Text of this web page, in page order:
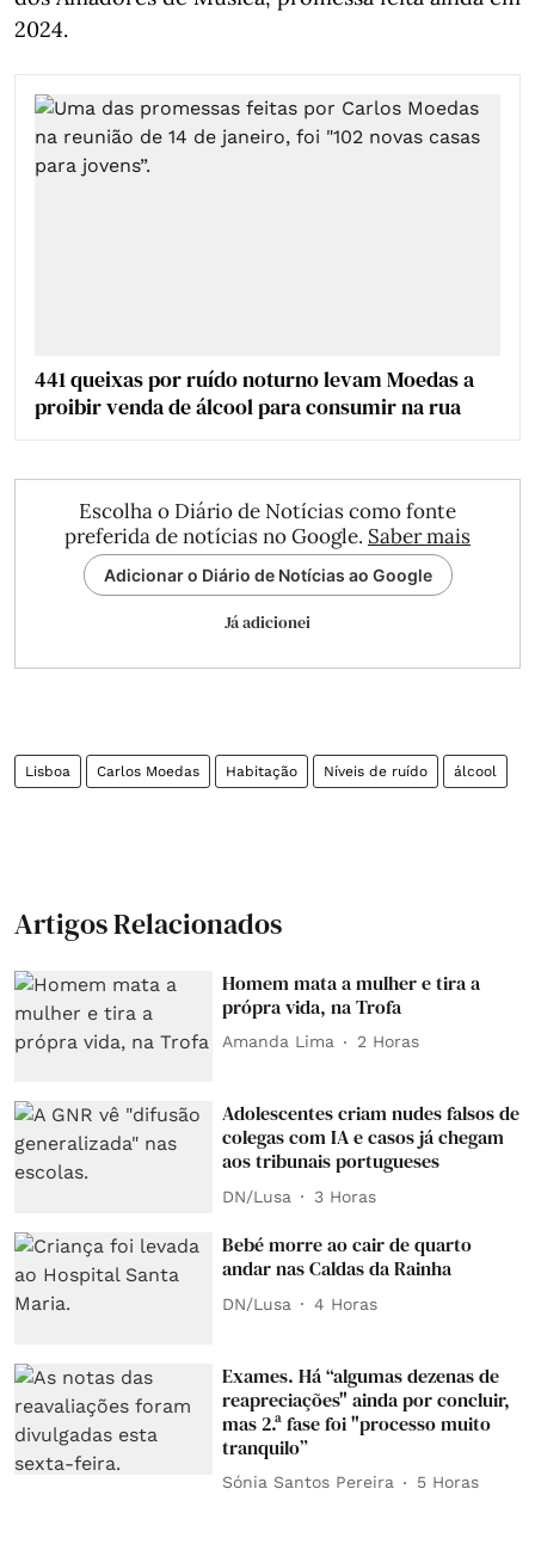
2024.
441 queixas por ruído noturno levam Moedas a
proibir venda de álcool para consumir na rua
Escolha o Diário de Notícias como fonte
preferida de notícias no Google. Saber mais
Adicionar o Diário de Notícias ao Google
Já adicionei
Lisboa Carlos Moedas Habitação Níveis de ruído álcool
Artigos Relacionados
Homem mata a mulher e tira a
própra vida, na Trofa
Amanda Lima 2 Horas
Adolescentes criam nudes falsos de
colegas com IA e casos já chegam
aos tribunais portugueses
DN/Lusa 3 Horas
Bebé morre ao cair de quarto
andar nas Caldas da Rainha
DN/Lusa 4 Horas
Exames. Há “algumas dezenas de
reapreciações" ainda por concluir,
mas 2.ª fase foi "processo muito
tranquilo”
Sónia Santos Pereira 5 Horas